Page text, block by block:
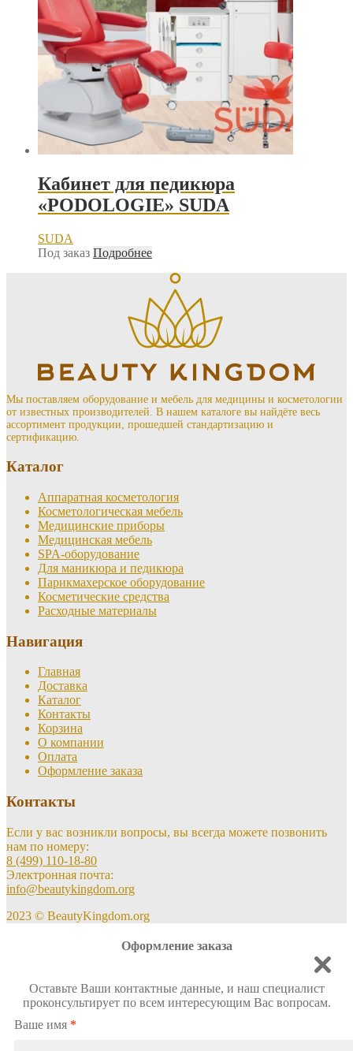
Кабинет для педикюра
«PODOLOGIE» SUDA
SUDA
Под заказ Подробнее
Мы поставляем оборудование и мебель для медицины и косметологии
от известных производителей. В нашем каталоге вы найдёте весь
ассортимент продукции, прошедшей стандартизацию и
сертификацию.
Каталог
Аппаратная косметология
Косметологическая мебель
Медицинские приборы
Медицинская мебель
SPA-оборудование
Для маникюра и педикюра
Парикмахерское оборудование
Косметические средства
Расходные материалы
Навигация
Главная
Доставка
Каталог
Контакты
Корзина
О компании
Оплата
Оформление заказа
Контакты
Если у вас возникли вопросы, вы всегда можете позвонить
нам по номеру:
8 (499) 110-18-80
Электронная почта:
info@beautykingdom.org
2023 © BeautyKingdom.org
Оформление заказа
Оставьте Ваши контактные данные, и наш специалист
проконсультирует по всем интересующим Вас вопросам.
Ваше имя *